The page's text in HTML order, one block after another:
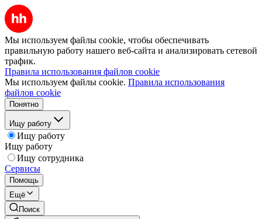
Мы используем файлы cookie, чтобы обеспечивать
правильную работу нашего веб-сайта и анализировать сетевой
трафик.
Правила использования файлов cookie
Мы используем файлы cookie. Правила использования
файлов cookie
Понятно
Ищу работу
Ищу работу
Ищу работу
Ищу сотрудника
Сервисы
Помощь
Ещё
Поиск